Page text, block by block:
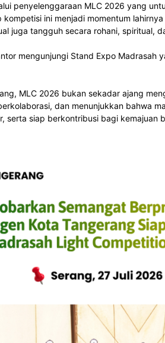
penyelenggaraan MLC 2026 yang
kompetisi ini menjadi momentum
juga tangguh secara rohani, spiritual,
mengunjungi Stand Expo Madrasah
MLC 2026 bukan sekadar ajang
dan menunjukkan bahwa
serta siap berkontribusi bagi kemajuan